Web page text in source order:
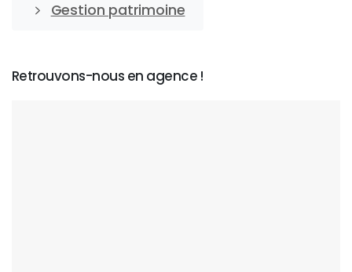
Gestion patrimoine
Retrouvons-nous en agence !